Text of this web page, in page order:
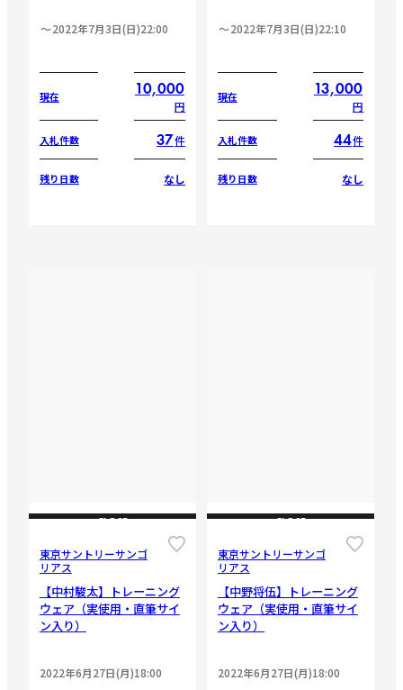
2022年7月3日(日)22:00
現在 10,000
円
入札件数 37件
残り日数 なし
2022年7月3日(日)22:10
現在 13,000
円
入札件数 44件
残り日数 なし
CLOSE
東京サントリーサンゴ
リアス
【中村駿太】トレーニング
ウェア（実使用・直筆サイ
ン入り）
2022年6月27日(月)18:00
CLOSE
東京サントリーサンゴ
リアス
【中野将伍】トレーニング
ウェア（実使用・直筆サイ
ン入り）
2022年6月27日(月)18:00